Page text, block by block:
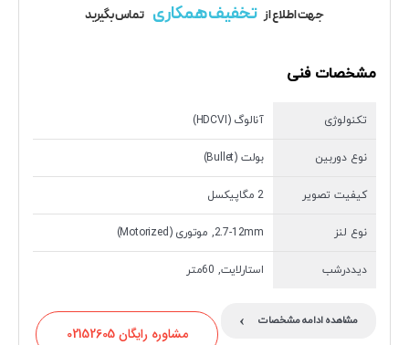
جهت اطلاع از تخفیف همکاری تماس بگیرید
مشخصات فنی
تکنولوژی آنالوگ (HDCVI)
نوع دوربین بولت (Bullet)
کیفیت تصویر 2 مگاپیکسل
نوع لنز 2.7-12mm, موتوری (Motorized)
دیددرشب استارلایت, 60متر
مشاهده ادامه مشخصات ›
مشاوره رایگان 02152605